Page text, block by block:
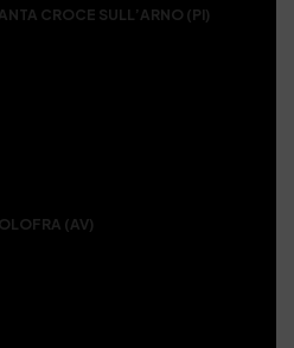
CROCE SULL’ARNO (PI)
(AV)